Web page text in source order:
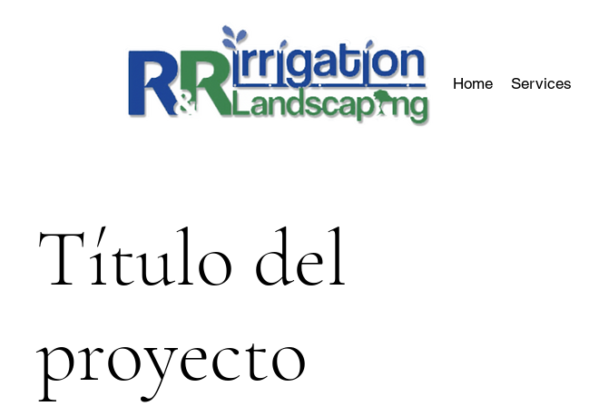
Home Services
Título del
proyecto